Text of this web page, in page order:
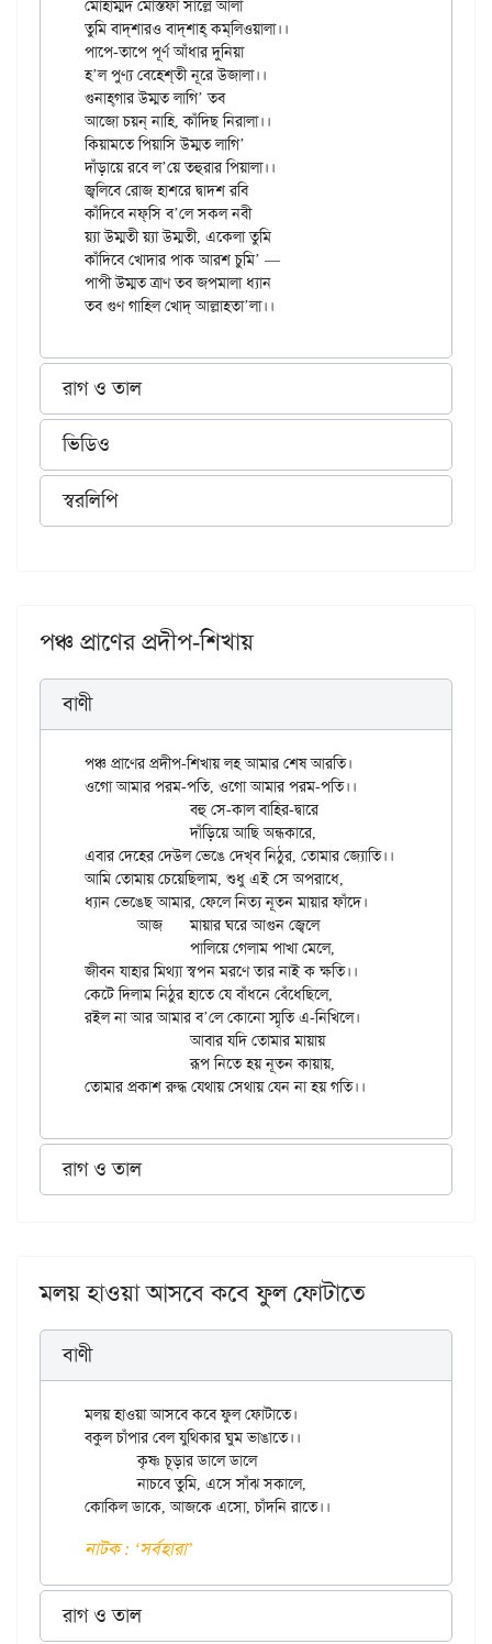
মোহাম্মদ মোস্তফা সাল্লে আলা
তুমি বাদ্‌শারও বাদ্‌শাহ্ কম্‌লিওয়ালা।।
পাপে-তাপে পূর্ণ আঁধার দুনিয়া
হ’ল পুণ্য বেহেশ্‌তী নূরে উজালা।।
গুনাহ্‌গার উম্মত লাগি’ তব
আজো চয়ন্‌ নাহি, কাঁদিছ নিরালা।।
কিয়ামতে পিয়াসি উম্মত লাগি’
দাঁড়ায়ে রবে ল’য়ে তহুরার পিয়ালা।।
জ্বলিবে রোজ হাশরে দ্বাদশ রবি
কাঁদিবে নফ্‌সি ব’লে সকল নবী
য়্যা উম্মতী য়্যা উম্মতী, একেলা তুমি
কাঁদিবে খোদার পাক আরশ চুমি’ —
পাপী উম্মত ত্রাণ তব জপমালা ধ্যান
রাগ ও তাল
ভিডিও
স্বরলিপি
পঞ্চ প্রাণের প্রদীপ-শিখায়
বাণী
পঞ্চ প্রাণের প্রদীপ-শিখায় লহ আমার শেষ আরতি।
ওগো আমার পরম-পতি, ওগো আমার পরম-পতি।।
		বহু সে-কাল বাহির-দ্বারে
		দাঁড়িয়ে আছি অন্ধকারে,
এবার দেহের দেউল ভেঙে দেখ্‌ব নিঠুর, তোমার জ্যোতি।।
আমি তোমায় চেয়েছিলাম, শুধু এই সে অপরাধে,
ধ্যান ভেঙেছ আমার, ফেলে নিত্য নূতন মায়ার ফাঁদে।
	আজ	মায়ার ঘরে আগুন জ্বেলে
জীবন যাহার মিথ্যা স্বপন মরণে তার নাই ক ক্ষতি।।
কেটে দিলাম নিঠুর হাতে যে বাঁধনে বেঁধেছিলে,
রইল না আর আমার ব’লে কোনো স্মৃতি এ-নিখিলে।
		আবার যদি তোমার মায়ায়
		রূপ নিতে হয় নূতন কায়ায়,
রাগ ও তাল
মলয় হাওয়া আসবে কবে ফুল ফোটাতে
বাণী
মলয় হাওয়া আসবে কবে ফুল ফোটাতে।
বকুল চাঁপার বেল যুথিকার ঘুম ভাঙাতে।।
	কৃষ্ণ চূড়ার ডালে ডালে
	নাচবে তুমি, এসে সাঁঝ সকালে,
নাটক : ‘সর্বহারা’
রাগ ও তাল